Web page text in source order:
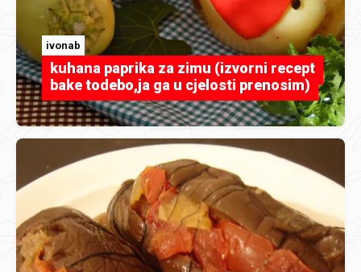
ivonab
kuhana paprika za zimu (izvorni recept
bake todebo,ja ga u cjelosti prenosim)